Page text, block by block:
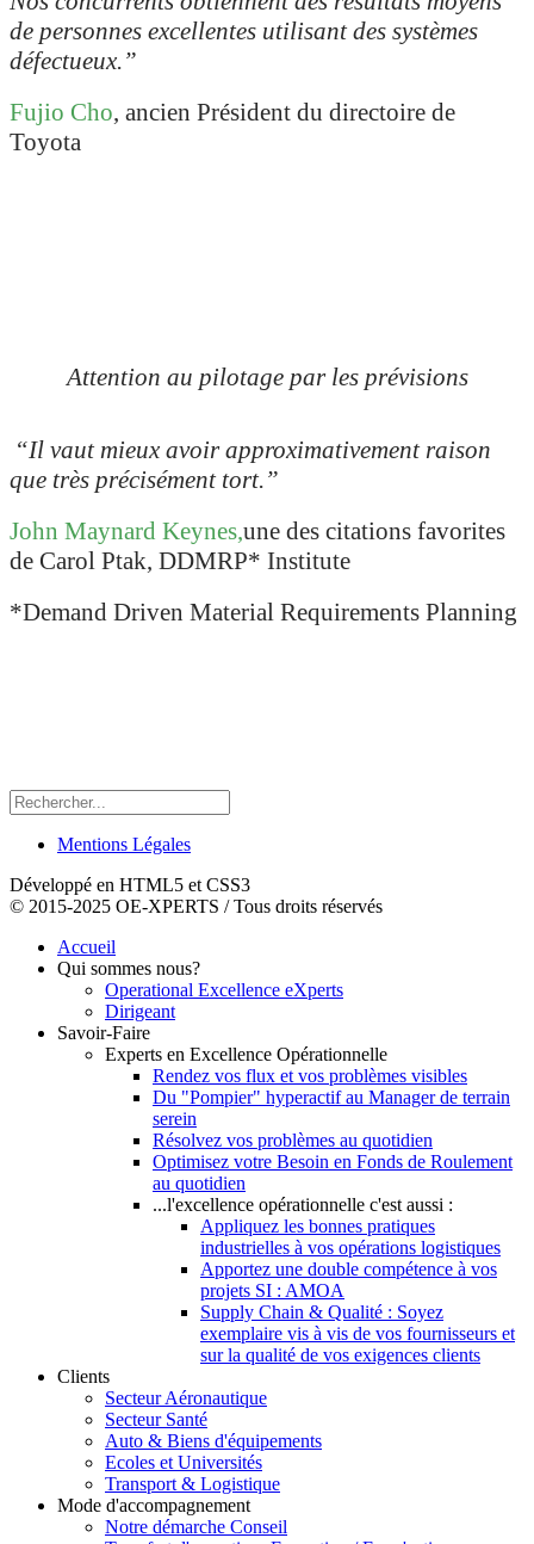
de personnes excellentes utilisant des systèmes
défectueux.”
Fujio Cho, ancien Président du directoire de
Toyota
Attention au pilotage par les prévisions
“Il vaut mieux avoir approximativement raison
que très précisément tort.”
John Maynard Keynes,une des citations favorites
de Carol Ptak, DDMRP* Institute
*Demand Driven Material Requirements Planning
Mentions Légales
Développé en HTML5 et CSS3
© 2015-2025 OE-XPERTS / Tous droits réservés
Accueil
Qui sommes nous?
Operational Excellence eXperts
Dirigeant
Savoir-Faire
Experts en Excellence Opérationnelle
Rendez vos flux et vos problèmes visibles
Du "Pompier" hyperactif au Manager de terrain
serein
Résolvez vos problèmes au quotidien
Optimisez votre Besoin en Fonds de Roulement
au quotidien
...l'excellence opérationnelle c'est aussi :
Appliquez les bonnes pratiques
industrielles à vos opérations logistiques
Apportez une double compétence à vos
projets SI : AMOA
Supply Chain & Qualité : Soyez
exemplaire vis à vis de vos fournisseurs et
sur la qualité de vos exigences clients
Clients
Secteur Aéronautique
Secteur Santé
Auto & Biens d'équipements
Ecoles et Universités
Transport & Logistique
Mode d'accompagnement
Notre démarche Conseil